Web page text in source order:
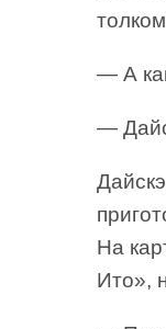
— А
—
На
Ито»,